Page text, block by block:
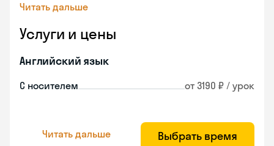
Читать дальше
Услуги и цены
Английский язык
С носителем от 3190 ₽ / урок
Читать дальше Выбрать время